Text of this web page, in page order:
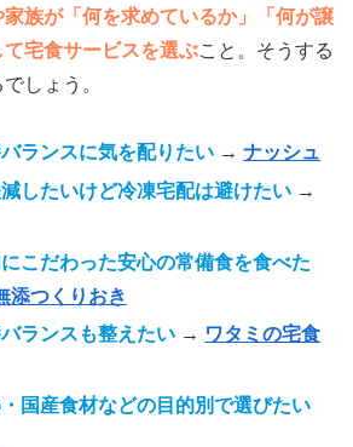
家族が「何を求めているか」「何が譲
宅食サービスを選ぶこと。そうする
しょう。
ランスに気を配りたい →ナッシュ
したいけど冷凍宅配は避けたい →
こだわった安心の常備食を食べた
添つくりおき
ランスも整えたい → ワタミの宅食
国産食材などの目的別で選びたい